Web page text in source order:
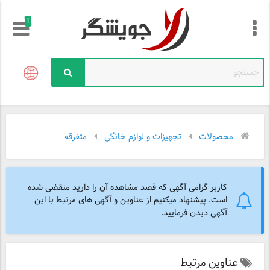
!
محصولات تجهیزات و لوازم خانگی متفرقه
کاربر گرامی آگهی که قصد مشاهده آن را دارید منقضی شده
است. پیشنهاد میکنیم از عناوین و آگهی های مرتبط با این
آگهی دیدن فرمایید.
عناوین مرتبط